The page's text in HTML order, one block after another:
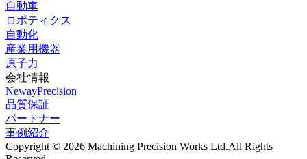
自動車
ロボティクス
自動化
産業用機器
原子力
会社情報
NewayPrecision
品質保証
パートナー
事例紹介
Copyright © 2026 Machining Precision Works Ltd.All Rights